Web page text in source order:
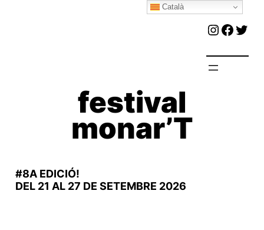
festival
monar’T
#8A EDICIÓ!
DEL 21 AL 27 DE SETEMBRE 2026
Català